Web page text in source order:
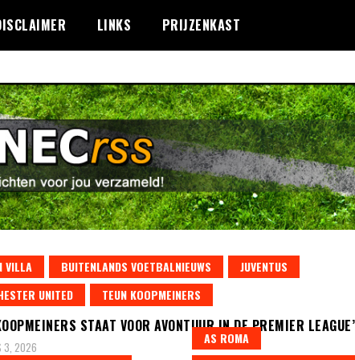
LINKS PRIJZENKAST
VILLA BUITENLANDS VOETBALNIEUWS
JUVENTUS
UNITED
TEUN KOOPMEINERS
STAAT VOOR AVONTUUR IN DE PREMIER LEAGUE’
3, 2026
AS ROMA